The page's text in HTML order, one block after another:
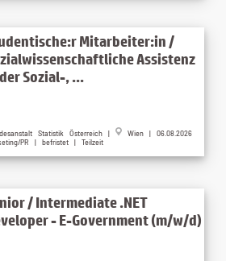
Mitarbeiter:in /
Assistenz
Sozial-, ...
Statistik Österreich |
Wien | 06.08.2026
PR | befristet | Teilzeit
/ Intermediate .NET
- E-Government (m/w/d)